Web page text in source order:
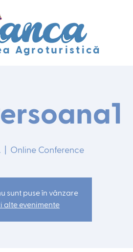
Agroturistică
  |
Online Conference
sunt puse în vânzare
alte evenimente